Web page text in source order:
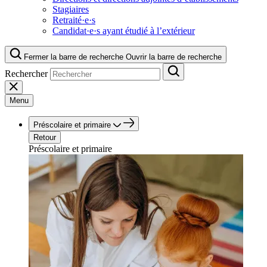
Stagiaires
Retraité·e·s
Candidat·e·s ayant étudié à l’extérieur
Fermer la barre de recherche Ouvrir la barre de recherche
Rechercher
Menu
Préscolaire et primaire
Retour
Préscolaire et primaire